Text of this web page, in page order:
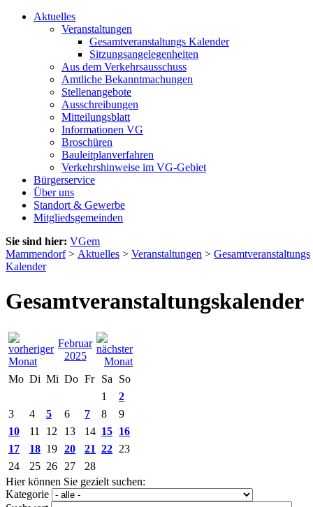
Aktuelles
Veranstaltungen
Gesamtveranstaltungs Kalender
Sitzungsangelegenheiten
Aus dem Verkehrsausschuss
Amtliche Bekanntmachungen
Stellenangebote
Ausschreibungen
Mitteilungsblatt
Informationen VG
Broschüren
Bauleitplanverfahren
Verkehrshinweise im VG-Gebiet
Bürgerservice
Über uns
Standort & Gewerbe
Mitgliedsgemeinden
Sie sind hier: VGem
Mammendorf> Aktuelles > Veranstaltungen > Gesamtveranstaltungs
Kalender
Gesamtveranstaltungskalender
Februar
2025
Mo Di Mi Do Fr Sa
So
1
2
3
4 5 6 7 8
9
10
11 12 13 14 15 16
17
18 19 20 21 22 23
24
25 26 27
28
Hier können Sie gezielt suchen:
Kategorie